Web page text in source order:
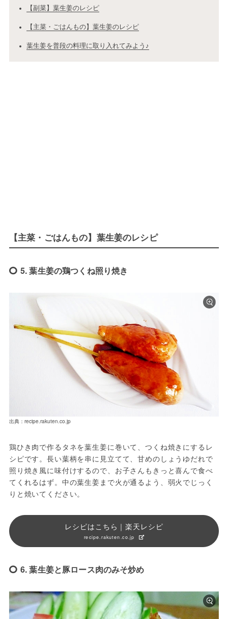
【副菜】葉生姜のレシピ
【主菜・ごはんもの】葉生姜のレシピ
葉生姜を普段の料理に取り入れてみよう♪
【主菜・ごはんもの】葉生姜のレシピ
5. 葉生姜の鶏つくね照り焼き
出典：recipe.rakuten.co.jp
鶏ひき肉で作るタネを葉生姜に巻いて、つくね焼きにするレ
シピです。長い葉柄を串に見立てて、甘めのしょうゆだれで
照り焼き風に味付けするので、お子さんもきっと喜んで食べ
てくれるはず。中の葉生姜まで火が通るよう、弱火でじっく
りと焼いてください。
レシピはこちら｜楽天レシピ
recipe.rakuten.co.jp
6. 葉生姜と豚ロース肉のみそ炒め